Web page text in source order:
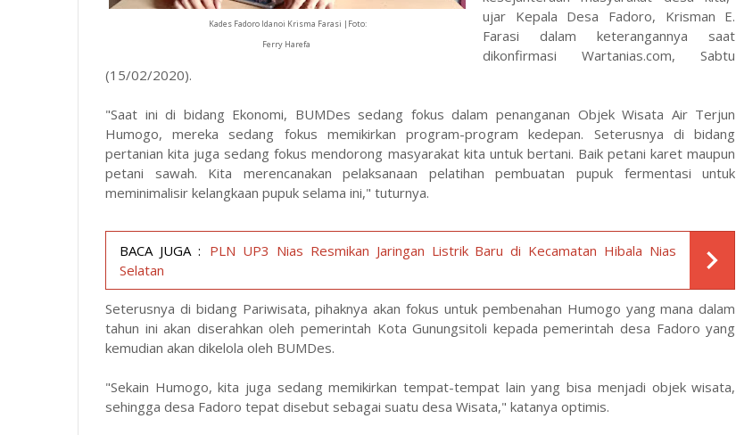
Kades Fadoro Idanoi Krisma Farasi |Foto:
Ferry Harefa
ujar Kepala Desa Fadoro, Krisman E.
Farasi dalam keterangannya saat
dikonfirmasi Wartanias.com, Sabtu
(15/02/2020).
"Saat ini di bidang Ekonomi, BUMDes sedang fokus dalam penanganan Objek Wisata Air Terjun
Humogo, mereka sedang fokus memikirkan program-program kedepan. Seterusnya di bidang
pertanian kita juga sedang fokus mendorong masyarakat kita untuk bertani. Baik petani karet maupun
petani sawah. Kita merencanakan pelaksanaan pelatihan pembuatan pupuk fermentasi untuk
meminimalisir kelangkaan pupuk selama ini," tuturnya.
BACA JUGA : PLN UP3 Nias Resmikan Jaringan Listrik Baru di Kecamatan Hibala Nias
Selatan
Seterusnya di bidang Pariwisata, pihaknya akan fokus untuk pembenahan Humogo yang mana dalam
tahun ini akan diserahkan oleh pemerintah Kota Gunungsitoli kepada pemerintah desa Fadoro yang
kemudian akan dikelola oleh BUMDes.
"Sekain Humogo, kita juga sedang memikirkan tempat-tempat lain yang bisa menjadi objek wisata,
sehingga desa Fadoro tepat disebut sebagai suatu desa Wisata," katanya optimis.